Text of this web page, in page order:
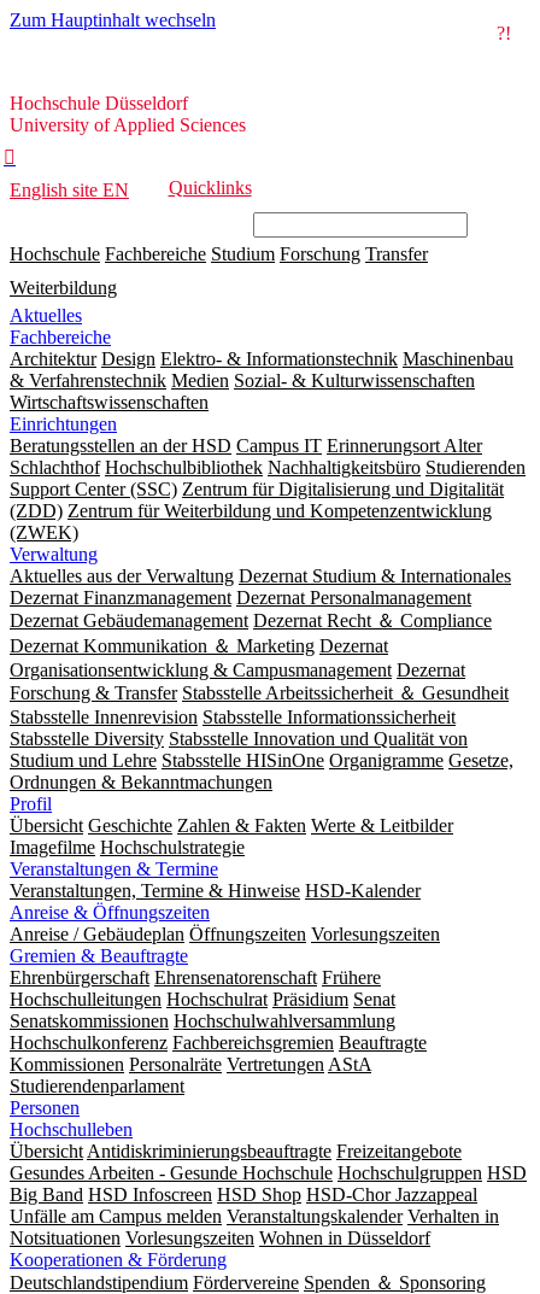
Zum Hauptinhalt wechseln
?!
Hochschule
Düsseldorf
Hochschule Düsseldorf
University of Applied Sciences

English site EN Quicklinks
Hochschule Fachbereiche Studium Forschung Transfer
Weiterbildung
Aktuelles
Fachbereiche
Architektur Design Elektro- & Informationstechnik Maschinenbau
& Verfahrenstechnik Medien Sozial- & Kulturwissenschaften
Wirtschaftswissenschaften
Einrichtungen
Beratungsstellen an der HSD Campus IT Erinnerungsort Alter
Schlachthof Hochschulbibliothek Nachhaltigkeitsbüro Studierenden
Support Center (SSC) Zentrum für Digitalisierung und Digitalität
(ZDD) Zentrum für Weiterbildung und Kompetenzentwicklung
(ZWEK)
Verwaltung
Aktuelles aus der Verwaltung Dezernat Studium & Internationales
Dezernat Finanzmanagement Dezernat Personalmanagement
Dezernat Gebäudemanagement Dezernat Recht ＆ Compliance
Dezernat Kommunikation ＆ Marketing Dezernat
Organisationsentwicklung & Campusmanagement Dezernat
Forschung & Transfer Stabsstelle Arbeitssicherheit ＆ Gesundheit
Stabsstelle Innenrevision Stabsstelle In­for­ma­ti­ons­sicher­heit
Stabsstelle Diversity Stabsstelle Innovation und Qualität von
Studium und Lehre Stabsstelle HISinOne Organigramme Gesetze,
Ordnungen & Bekanntmachungen
Profil
Übersicht Geschichte Zahlen & Fakten Werte & Leitbilder
Imagefilme Hochschulstrategie
Veranstaltungen & Termine
Veranstaltungen, Termine & Hinweise HSD-Kalender
Anreise & Öffnungszeiten
Anreise / Gebäudeplan Öffnungszeiten Vorlesungszeiten
Gremien & Beauftragte
Ehrenbürgerschaft Ehrensenatorenschaft Frühere
Hochschulleitungen Hochschulrat Präsidium Senat
Senatskommissionen Hochschulwahlversammlung
Hochschulkonferenz Fachbereichsgremien Beauftragte
Kommissionen Personalräte Vertretungen AStA
Studierendenparlament
Personen
Hochschulleben
Übersicht Antidiskriminierungsbeauftragte Freizeitangebote
Gesundes Arbeiten - Gesunde Hochschule Hochschulgruppen HSD
Big Band HSD Infoscreen HSD Shop HSD-Chor Jazzappeal
Unfälle am Campus melden Veranstaltungskalender Verhalten in
Notsituationen Vorlesungszeiten Wohnen in Düsseldorf
Kooperationen & Förderung
Deutschlandstipendium Fördervereine Spenden ＆ Sponsoring